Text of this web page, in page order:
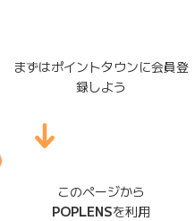
まずはポイントタウンに会員登
録しよう
このページから
POPLENSを利用